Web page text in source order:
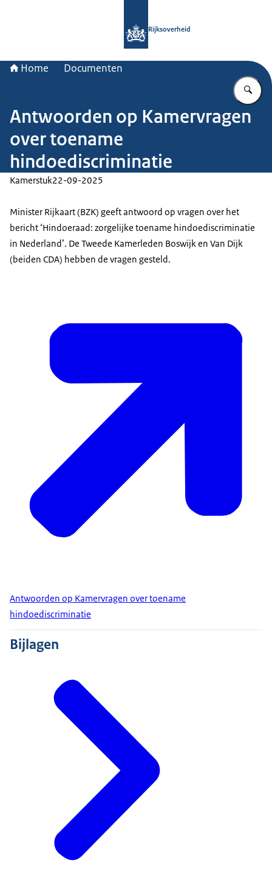
Rijksoverheid
Home Documenten
Antwoorden op Kamervragen
over toename
hindoediscriminatie
Kamerstuk22-09-2025
Minister Rijkaart (BZK) geeft antwoord op vragen over het
bericht ‘Hindoeraad: zorgelijke toename hindoediscriminatie
in Nederland’. De Tweede Kamerleden Boswijk en Van Dijk
(beiden CDA) hebben de vragen gesteld.
Antwoorden op Kamervragen over toename
hindoediscriminatie
Bijlagen